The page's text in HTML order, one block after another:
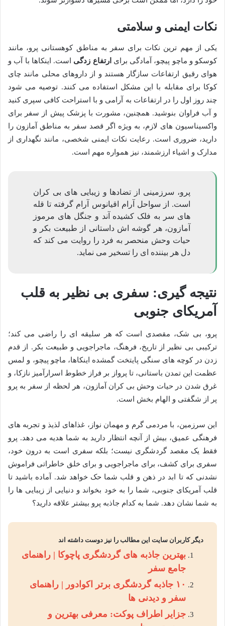
نکات ایمنی و سلامتی
یکی از مهم ترین نکات برای سفر به مناطق کوهستانی پرو، مانند
کوسکو و ماچو پیچو، آمادگی برای ارتفاع زدگی است. اینکاها با آب و
هوای رقیق ارتفاعات سازگار هستند و از داروهای محلی مانند چای
کوکا برای مقابله با این مشکل استفاده می کنند. توصیه می شود
چند روز اول را در ارتفاعات به آرامی و با استراحت کافی سپری کنید
و آب فراوان بنوشید. همچنین، مشورت با پزشک پیش از سفر برای
واکسیناسیون های لازم، به ویژه اگر قصد سفر به مناطق آمازون را
دارید، ضروری است. رعایت نکات ایمنی شخصی، مانند نگهداری از
مدارک و اشیاء ارزشمند، نیز همواره مهم است.
پرو، سرزمینی از تضادها و زیبایی های بی کران
است. از سواحل آرام اقیانوس آرام گرفته تا قله
های سر به فلک کشیده آند و جنگل های مرموز
آمازون، هر گوشه اش داستانی از طبیعت بکر و
حیات وحش منحصر به فرد را روایت می کند که
دل هر بیننده ای را تسخیر می نماید.
نتیجه گیری: سفری بی نظیر به قلب
آمریکای جنوبی
پرو، بی شک، مقصدی است که هر سلیقه ای را راضی می کند؛
ترکیبی بی نظیر از تاریخ، فرهنگ، ماجراجویی و طبیعت بکر. از قدم
زدن در کوچه های سنگی پایتخت گمشده اینکاها، ماچو پیچو، و لمس
عظمت این تمدن باستانی، تا پرواز بر فراز خطوط اسرارآمیز نازکا، و
غرق شدن در حیات وحش بی کران آمازون، هر لحظه از سفر به پرو
پر از شگفتی و الهام بخش است.
این سرزمین، با مردمی گرم و مهمان نواز، غذاهای لذیذ و تجربه های
فرهنگی عمیق، بیش از آنچه انتظار دارید به شما هدیه می دهد. پرو
فقط یک مقصد گردشگری نیست؛ بلکه سفری است به درون خود،
سفری برای کشف، برای ماجراجویی و برای خلق خاطراتی فراموش
نشدنی که تا ابد در ذهن و قلب شما حک خواهد شد. آماده باشید تا
قلب آمریکای جنوبی، شما را به خود بخواند و دنیایی از زیبایی ها را
به شما نشان دهد. شما به کدام جاذبه پرو بیشتر علاقه دارید؟
دیگر کاربران سایت این مطالب را نیز دوست داشته اند
بهترین جاذبه های گردشگری پاچوکا | راهنمای
جامع سفر
۱۰ جاذبه گردشگری برتر اکوادور | راهنمای
سفر و دیدنی ها
جزایر اطراف پوکت: معرفی بهترین و